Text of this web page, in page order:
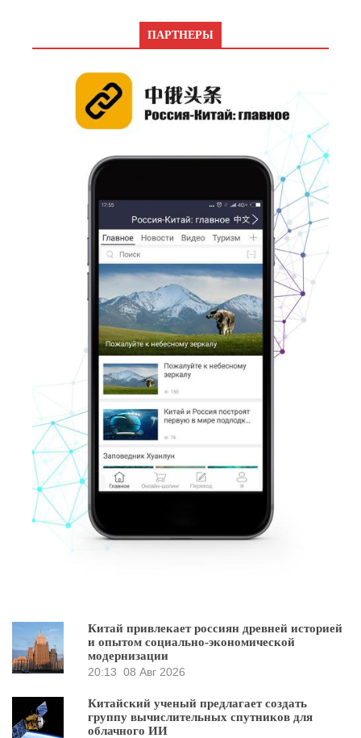
ПАРТНЕРЫ
Китай привлекает россиян древней историей
и опытом социально-экономической
модернизации
20:13 08 Авг 2026
Китайский ученый предлагает создать
группу вычислительных спутников для
облачного ИИ